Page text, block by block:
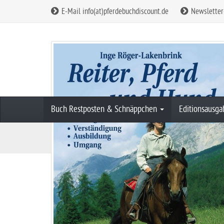
E-Mail info(at)pferdebuchdiscount.de
Buch Restposten & Schnäppchen
S
t
a
r
t
s
e
Buch Restposten & Schnäppchen